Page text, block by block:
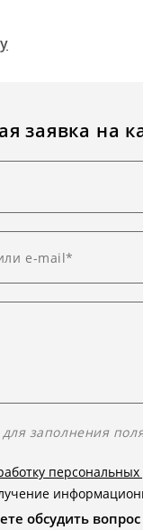
заявка на
заполнения
обсудить